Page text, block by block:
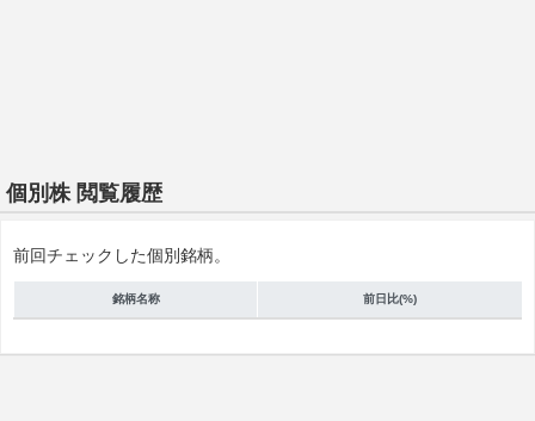
個別株 閲覧履歴
前回チェックした個別銘柄。
銘柄名称 前日比(%)